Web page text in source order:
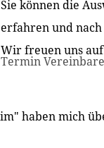
Sie können die
erfahren und
Wir freuen uns
Termin
haben mich